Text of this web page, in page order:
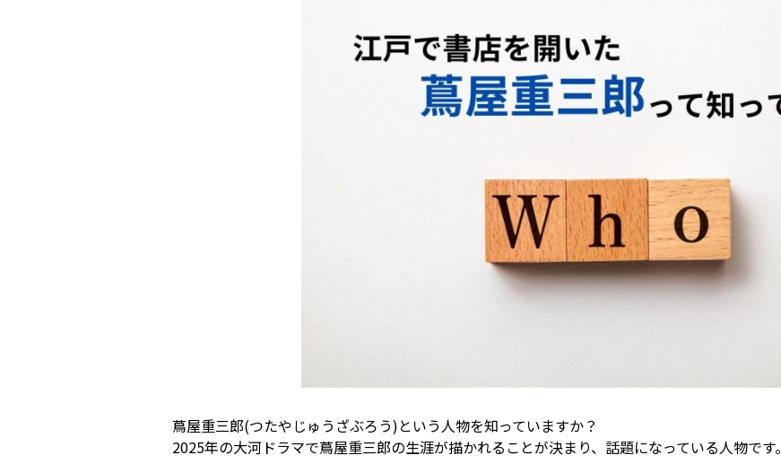
蔦屋重三郎(つたやじゅうざぶろう)という人物を知っていますか？
2025年の大河ドラマで蔦屋重三郎の生涯が描かれることが決まり、話題になっている人物です。